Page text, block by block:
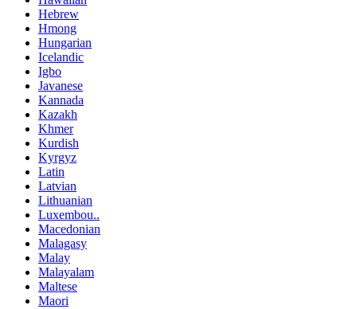
Hebrew
Hmong
Hungarian
Icelandic
Igbo
Javanese
Kannada
Kazakh
Khmer
Kurdish
Kyrgyz
Latin
Latvian
Lithuanian
Luxembou..
Macedonian
Malagasy
Malay
Malayalam
Maltese
Maori